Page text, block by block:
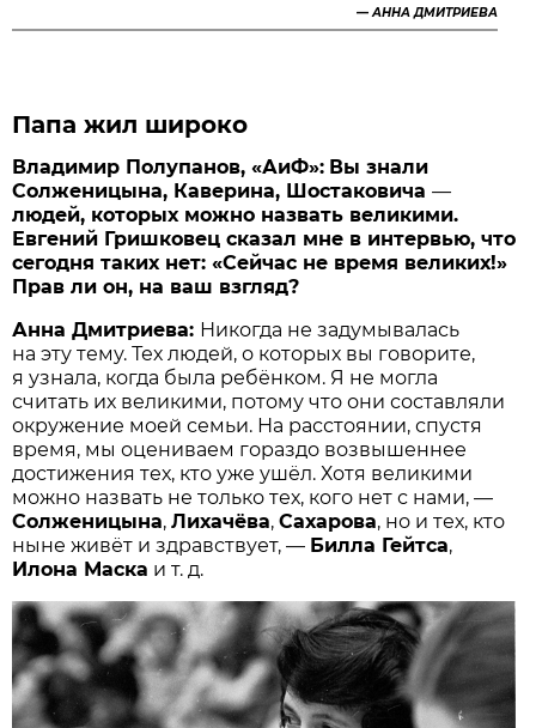
—АННА ДМИТРИЕВА
Папа жил широко
Владимир Полупанов, «АиФ»: Вы знали
Солженицына, Каверина, Шостаковича—
людей, которых можно назвать великими.
Евгений Гришковец сказал мне в интервью, что
сегодня таких нет: «Сейчас не время великих!»
Прав ли он, на ваш взгляд?
Анна Дмитриева: Никогда не задумывалась
на эту тему. Тех людей, о которых вы говорите,
я узнала, когда была ребёнком. Я не могла
считать их великими, потому что они составляли
окружение моей семьи. На расстоянии, спустя
время, мы оцениваем гораздо возвышеннее
достижения тех, кто уже ушёл. Хотя великими
можно назвать не только тех, кого нет с нами, —
Солженицына,Лихачёва,Сахарова, но и тех, кто
ныне живёт и здравствует, — Билла Гейтса,
Илона Маска и т. д.